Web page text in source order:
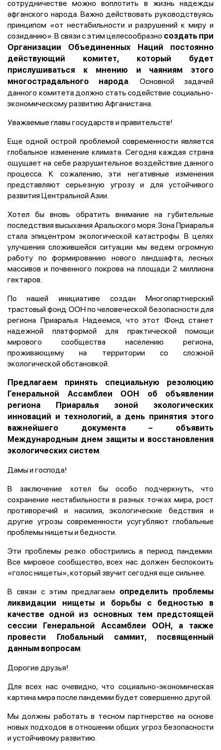
сотрудничестве можно воплотить в жизнь надежды
афганского народа. Важно действовать руководствуясь
принципом «от нестабильности и разрушений к миру и
созиданию». В связи с этим целесообразно создать при
Организации Объединенных Наций постоянно
действующий комитет, который будет
прислушиваться к мнению и чаяниям этого
многострадального народа. Основной задачей
данного комитета должно стать содействие социально-
экономическому развитию Афганистана.
Уважаемые главы государств и правительств!
Еще одной острой проблемой современности является
глобальное изменение климата. Сегодня каждая страна
ощущает на себе разрушительное воздействие данного
процесса. К сожалению, эти негативные изменения
представляют серьезную угрозу и для устойчивого
развития Центральной Азии.
Хотел бы вновь обратить внимание на губительные
последствия высыхания Аральского моря. Зона Приаралья
стала эпицентром экологической катастрофы. В целях
улучшения сложившейся ситуации мы ведем огромную
работу по формированию нового ландшафта, лесных
массивов и почвенного покрова на площади 2 миллиона
гектаров.
По нашей инициативе создан Многопартнерский
трастовый фонд ООН по человеческой безопасности для
региона Приаралья. Надеемся, что этот Фонд станет
надежной платформой для практической помощи
мирового сообщества населению региона,
проживающему на территории со сложной
экологической обстановкой.
Предлагаем принять специальную резолюцию
Генеральной Ассамблеи ООН об объявлении
региона Приаралья зоной экологических
инноваций и технологий, а день принятия этого
важнейшего документа – объявить
Международным днем защиты и восстановления
экологических систем.
Дамы и господа!
В заключение хотел бы особо подчеркнуть, что
сохранение нестабильности в разных точках мира, рост
противоречий и насилия, экологические бедствия и
другие угрозы современности усугубляют глобальные
проблемы нищеты и бедности.
Эти проблемы резко обострились в период пандемии.
Все мировое сообщество, всех нас должен беспокоить
«голос нищеты», который звучит сегодня еще сильнее.
В связи с этим предлагаем определить проблемы
ликвидации нищеты и борьбы с бедностью в
качестве одной из основных тем предстоящей
сессии Генеральной Ассамблеи ООН, а также
провести Глобальный саммит, посвященный
данным вопросам.
Дорогие друзья!
Для всех нас очевидно, что социально-экономическая
картина мира после пандемии будет совершенно другой.
Мы должны работать в тесном партнерстве на основе
новых подходов в отношении общих угроз безопасности
и устойчивому развитию.